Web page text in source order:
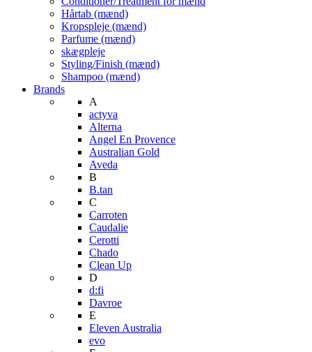
Hårtab (mænd)
Kropspleje (mænd)
Parfume (mænd)
skægpleje
Styling/Finish (mænd)
Shampoo (mænd)
Brands
A
actyva
Alterna
Angel En Provence
Australian Gold
Aveda
B
B.tan
C
Carroten
Caudalie
Cerotti
Chado
Clean Up
D
d:fi
Davroe
E
Eleven Australia
evo